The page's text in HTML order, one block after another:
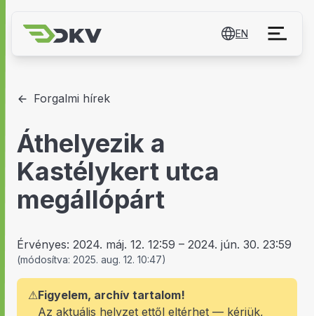
EN
Forgalmi hírek
Áthelyezik a
Kastélykert utca
megállópárt
Érvényes: 2024. máj. 12. 12:59 – 2024. jún. 30. 23:59
(módosítva: 2025. aug. 12. 10:47)
⚠Figyelem, archív tartalom!
Az aktuális helyzet ettől eltérhet — kérjük,